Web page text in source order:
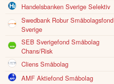
Handelsbanken Sverige Selektiv
Swedbank Robur Småbolagsfond
Sverige
SEB Sverigefond Småbolag
Chans/Risk
Cliens Småbolag
AMF Aktiefond Småbolag